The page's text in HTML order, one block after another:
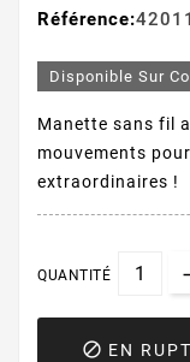
Référence:42011
Disponible Sur
Manette sans fil
mouvements
extraordinaires !
QUANTITÉ
 EN